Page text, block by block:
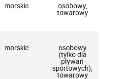
morskie osobowy,
towarowy
morskie osobowy
(tylko dla
pływań
sportowych),
towarowy